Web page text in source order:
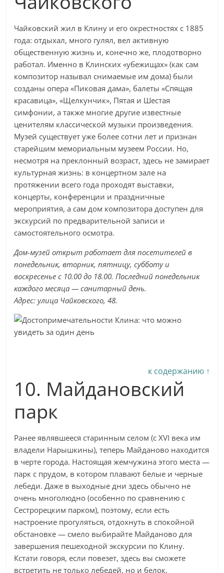
Чайковский жил в Клину и его окрестностях с 1885
года: отдыхал, много гулял, вел активную
общественную жизнь и, конечно же, плодотворно
работал. Именно в Клинских «убежищах» (как сам
композитор называл снимаемые им дома) были
созданы опера «Пиковая дама», балеты «Спящая
красавица», «Щелкунчик», Пятая и Шестая
симфонии, а также многие другие известные
ценителям классической музыки произведения.
Музей существует уже более сотни лет и признан
старейшим мемориальным музеем России. Но,
несмотря на преклонный возраст, здесь не замирает
культурная жизнь: в концертном зале на
протяжении всего года проходят выставки,
концерты, конференции и праздничные
мероприятия, а сам дом композитора доступен для
экскурсий по предварительной записи и
самостоятельного осмотра.
Дом-музей открыт работает для посетителей в
понедельник, вторник, пятницу, субботу и
воскресенье с 10.00 до 18.00. Последний понедельник
каждого месяца — санитарный день.
Адрес: улица Чайковского, 48.
к содержанию ↑
10. Майдановский
парк
Ранее являвшееся старинным селом (с XVI века им
владели Нарышкины), теперь Майданово находится
в черте города. Настоящая жемчужина этого места —
парк с прудом, в котором плавают белые и черные
лебеди. Даже в выходные дни здесь обычно не
очень многолюдно (особенно по сравнению с
Сестрорецким парком), поэтому, если есть
настроение прогуляться, отдохнуть в спокойной
обстановке — смело выбирайте Майданово для
завершения пешеходной экскурсии по Клину.
Кстати говоря, если повезет, здесь вы сможете
встретить не только лебедей, но и белок.